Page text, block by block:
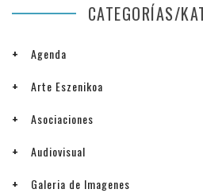
CATEGORÍAS/
Agenda
Arte Eszenikoa
Asociaciones
Audiovisual
Galeria de Imagenes